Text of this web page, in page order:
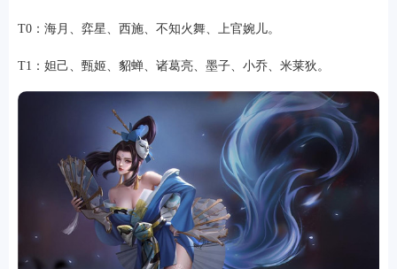
T0：海月、弈星、西施、不知火舞、上官婉儿。
T1：妲己、甄姬、貂蝉、诸葛亮、墨子、小乔、米莱狄。